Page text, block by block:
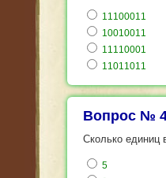
11100011
10010011
11110001
11011011
Вопрос №
Сколько единиц
5